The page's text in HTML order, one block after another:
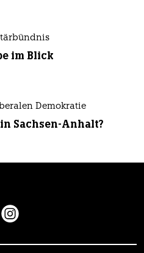
im Blick
Demokratie
Sachsen-Anhalt?